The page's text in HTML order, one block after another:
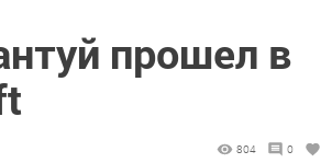
прошел в
804 0